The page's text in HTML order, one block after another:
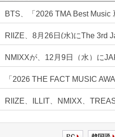
BTS、「2026 TMA Best Music
RIIZE、8月26日(水)にThe 3rd
NMIXXが、12月9日（水）に
もスタート！！
「2026 THE FACT MUSIC
RIIZE、ILLIT、NMIXX、
インナップに合流！